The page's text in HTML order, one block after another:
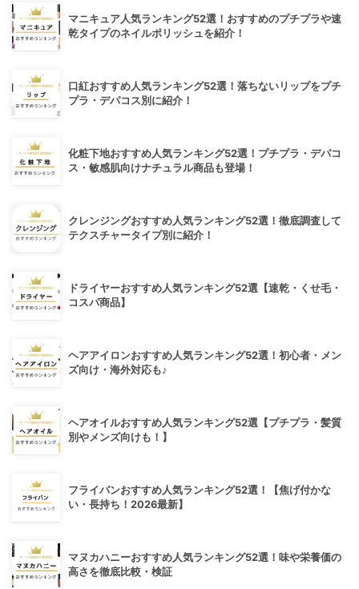
マニキュア人気ランキング52選！おすすめのプチプラや速
乾タイプのネイルポリッシュを紹介！
口紅おすすめ人気ランキング52選！落ちないリップをプチ
プラ・デパコス別に紹介！
化粧下地おすすめ人気ランキング52選！プチプラ・デパコ
ス・敏感肌向けナチュラル商品も登場！
クレンジングおすすめ人気ランキング52選！徹底調査して
テクスチャータイプ別に紹介！
ドライヤーおすすめ人気ランキング52選【速乾・くせ毛・
コスパ商品】
ヘアアイロンおすすめ人気ランキング52選！初心者・メン
ズ向け・海外対応も♪
ヘアオイルおすすめ人気ランキング52選【プチプラ・髪質
別やメンズ向けも！】
フライパンおすすめ人気ランキング52選！【焦げ付かな
い・長持ち！2026最新】
マヌカハニーおすすめ人気ランキング52選！味や栄養価の
高さを徹底比較・検証